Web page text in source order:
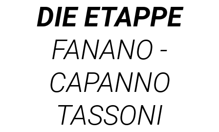
DIE ETAPPE
FANANO -
CAPANNO
TASSONI